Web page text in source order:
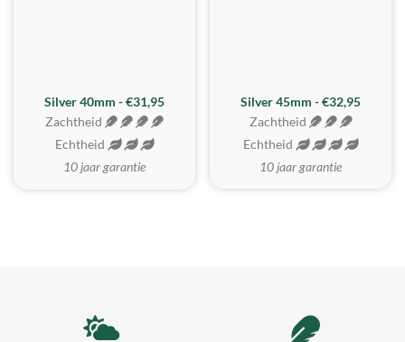
Silver 40mm - €31,95
Zachtheid
Echtheid
10 jaar garantie
MEEST GEKOZEN
Silver 45mm - €32,95
Zachtheid
Echtheid
10 jaar garantie